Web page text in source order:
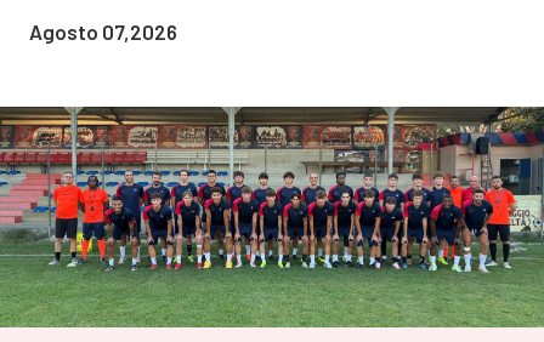
Agosto 07,2026